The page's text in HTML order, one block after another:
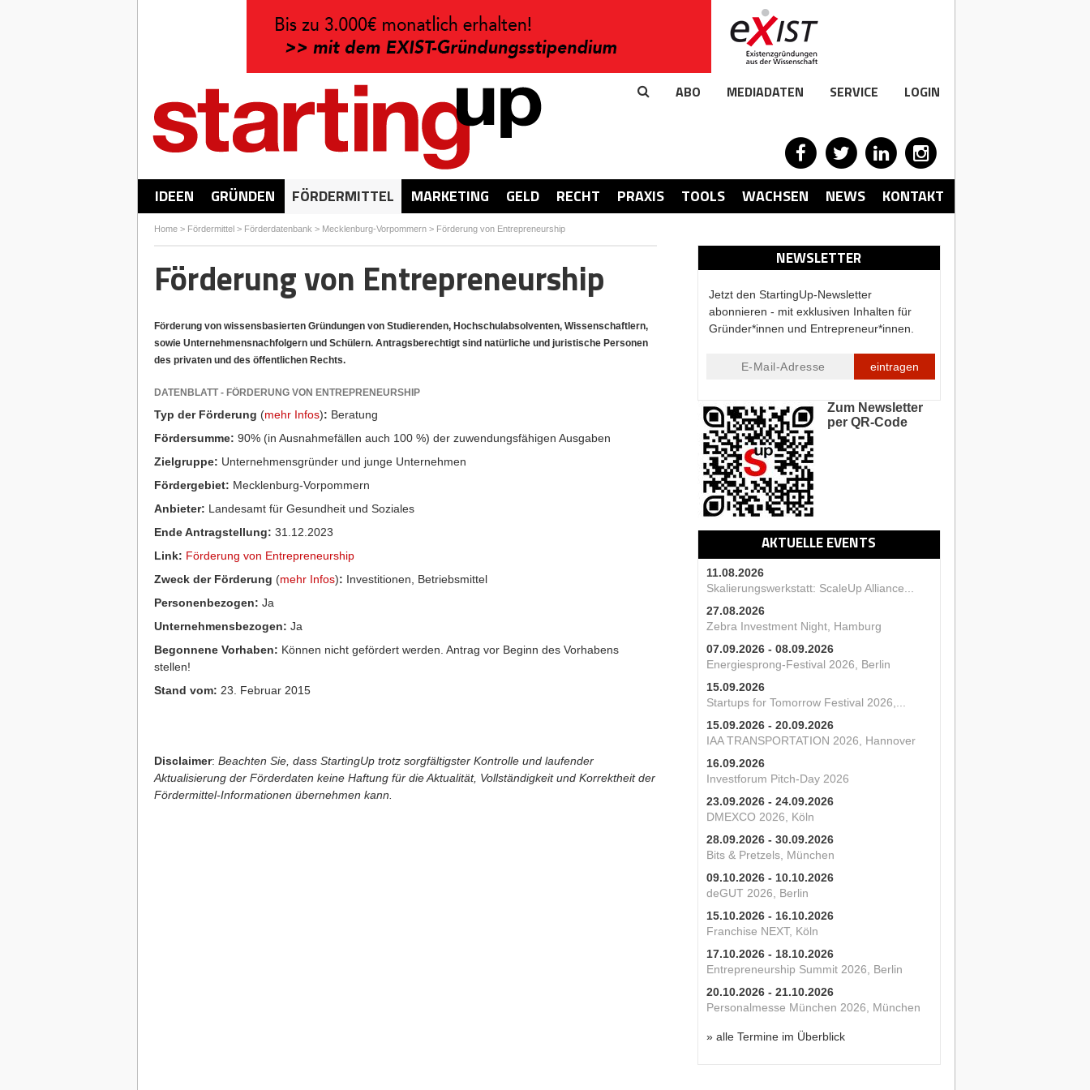
ABO MEDIADATEN SERVICE LOGIN
IDEEN GRÜNDEN FÖRDERMITTEL MARKETING GELD RECHT PRAXIS TOOLS WACHSEN NEWS KONTAKT
Home> Fördermittel> Förderdatenbank > Mecklenburg-Vorpommern> Förderung von Entrepreneurship
NEWSLETTER
Jetzt den StartingUp-Newsletter
abonnieren - mit exklusiven Inhalten für
Gründer*innen und Entrepreneur*innen.
eintragen
Zum Newsletter
per QR-Code
AKTUELLE EVENTS
11.08.2026
Skalierungswerkstatt: ScaleUp Alliance...
27.08.2026
Zebra Investment Night, Hamburg
07.09.2026 - 08.09.2026
Energiesprong-Festival 2026, Berlin
15.09.2026
Startups for Tomorrow Festival 2026,...
15.09.2026 - 20.09.2026
IAA TRANSPORTATION 2026, Hannover
16.09.2026
Investforum Pitch-Day 2026
23.09.2026 - 24.09.2026
DMEXCO 2026, Köln
28.09.2026 - 30.09.2026
Bits & Pretzels, München
09.10.2026 - 10.10.2026
deGUT 2026, Berlin
15.10.2026 - 16.10.2026
Franchise NEXT, Köln
17.10.2026 - 18.10.2026
Entrepreneurship Summit 2026, Berlin
20.10.2026 - 21.10.2026
Personalmesse München 2026, München
» alle Termine im Überblick
Förderung von Entrepreneurship
Förderung von wissensbasierten Gründungen von Studierenden, Hochschulabsolventen, Wissenschaftlern,
sowie Unternehmensnachfolgern und Schülern. Antragsberechtigt sind natürliche und juristische Personen
des privaten und des öffentlichen Rechts.
DATENBLATT - FÖRDERUNG VON ENTREPRENEURSHIP
Typ der Förderung (mehr Infos): Beratung
Fördersumme: 90% (in Ausnahmefällen auch 100 %) der zuwendungsfähigen Ausgaben
Zielgruppe: Unternehmensgründer und junge Unternehmen
Fördergebiet: Mecklenburg-Vorpommern
Anbieter: Landesamt für Gesundheit und Soziales
Ende Antragstellung: 31.12.2023
Link: Förderung von Entrepreneurship
Zweck der Förderung (mehr Infos): Investitionen, Betriebsmittel
Personenbezogen: Ja
Unternehmensbezogen: Ja
Begonnene Vorhaben: Können nicht gefördert werden. Antrag vor Beginn des Vorhabens
stellen!
Stand vom: 23. Februar 2015
Disclaimer: Beachten Sie, dass StartingUp trotz sorgfältigster Kontrolle und laufender
Aktualisierung der Förderdaten keine Haftung für die Aktualität, Vollständigkeit und Korrektheit der
Fördermittel-Informationen übernehmen kann.